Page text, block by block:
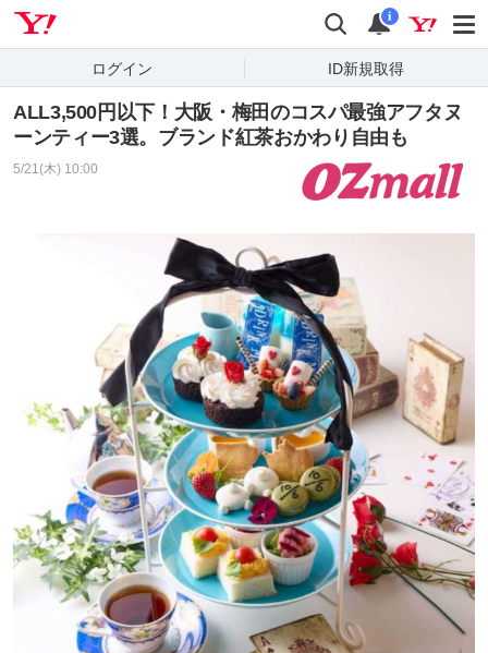
検索 通知
i
ログイン ID新規取得
ALL3,500円以下！大阪・梅田のコスパ最強アフタヌ
ーンティー3選。ブランド紅茶おかわり自由も
5/21(木) 10:00